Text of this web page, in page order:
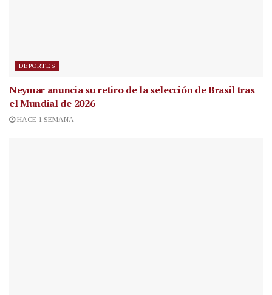
DEPORTES
Neymar anuncia su retiro de la selección de Brasil tras
el Mundial de 2026
HACE 1 SEMANA